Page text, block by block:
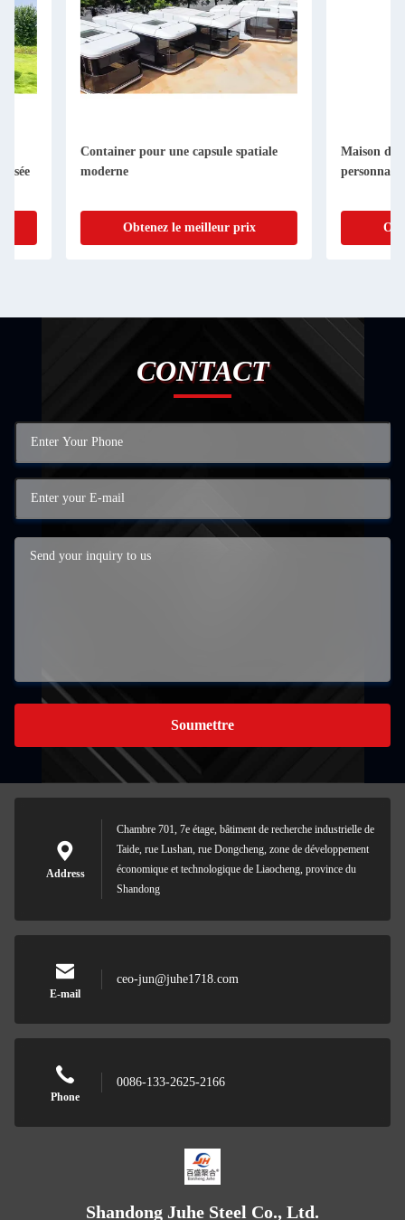
Container pour une capsule spatiale
moderne
Obtenez le meilleur prix
Maison de
personnalisé
Obtenez le
CONTACT
Soumettre
Address
Chambre 701, 7e étage, bâtiment de recherche industrielle de
Taide, rue Lushan, rue Dongcheng, zone de développement
économique et technologique de Liaocheng, province du
Shandong
E-mail
ceo-jun@juhe1718.com
Phone
0086-133-2625-2166
Shandong Juhe Steel Co., Ltd.